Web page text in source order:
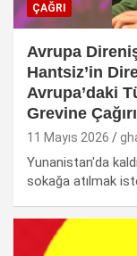
ÇAĞRI
Avrupa
Hantsiz’in
Avrupa’daki
Grevine
11 Mayıs 2026
Yunanistan'da
sokağa atılmak